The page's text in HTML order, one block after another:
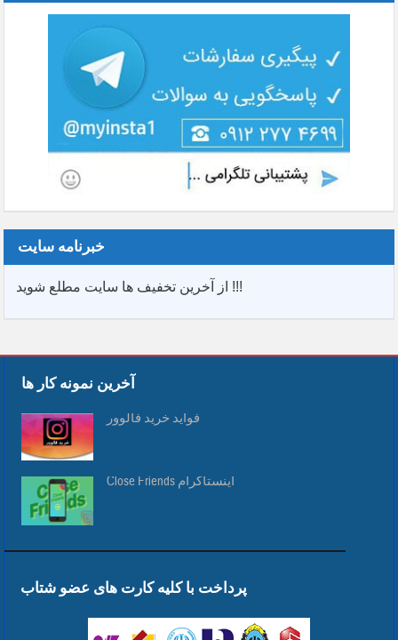
خبرنامه سایت
از آخرین تخفیف ها سایت مطلع شوید !!!
آخرین نمونه کار ها
فواید خرید فالوور
Close Friends اینستاگرام
پرداخت با کلیه کارت های عضو شتاب